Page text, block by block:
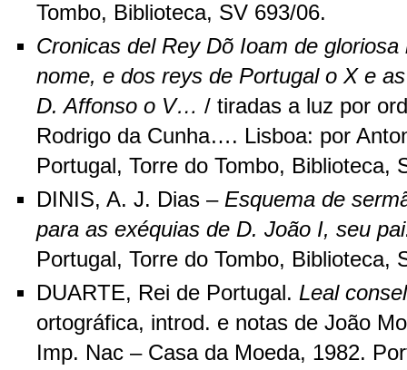
Tombo, Biblioteca, SV 693/06.
Cronicas del Rey Dõ Ioam de
nome, e dos reys de Portugal o X e
D. Affonso o V… / tiradas a luz por
Rodrigo da Cunha…. Lisboa: por
Portugal, Torre do Tombo, Biblioteca,
DINIS, A. J. Dias – Esquema de
para as exéquias de D. João I, seu
Portugal, Torre do Tombo, Biblioteca,
DUARTE, Rei de Portugal. Leal
ortográfica, introd. e notas de João
Imp. Nac – Casa da Moeda, 1982.